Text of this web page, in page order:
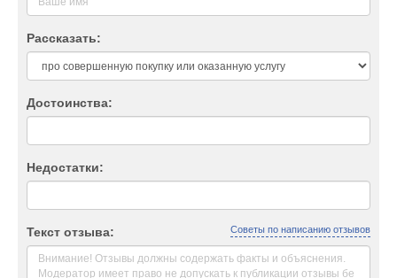
Рассказать:
Достоинства:
Недостатки:
Текст отзыва: Советы по написанию отзывов